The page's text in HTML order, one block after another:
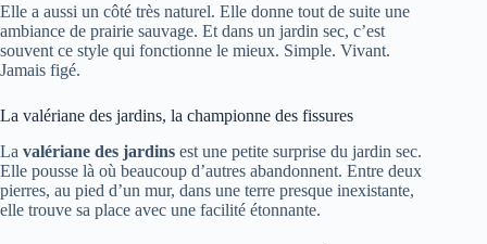
Elle a aussi un côté très naturel. Elle donne tout de suite une
ambiance de prairie sauvage. Et dans un jardin sec, c’est
souvent ce style qui fonctionne le mieux. Simple. Vivant.
Jamais figé.
La valériane des jardins, la championne des fissures
La valériane des jardins est une petite surprise du jardin sec.
Elle pousse là où beaucoup d’autres abandonnent. Entre deux
pierres, au pied d’un mur, dans une terre presque inexistante,
elle trouve sa place avec une facilité étonnante.